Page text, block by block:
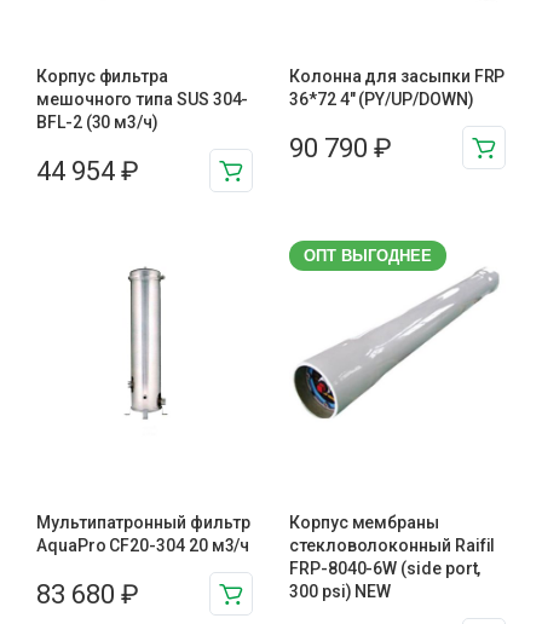
Корпус фильтра
мешочного типа SUS 304-
BFL-2 (30 м3/ч)
44 954 ₽
Колонна для засыпки FRP
36*72 4″ (PY/UP/DOWN)
90 790 ₽
Мультипатронный фильтр
AquaPro CF20-304 20 м3/ч
83 680 ₽
ОПТ ВЫГОДНЕЕ
Корпус мембраны
стекловолоконный Raifil
FRP-8040-6W (side port,
300 psi) NEW